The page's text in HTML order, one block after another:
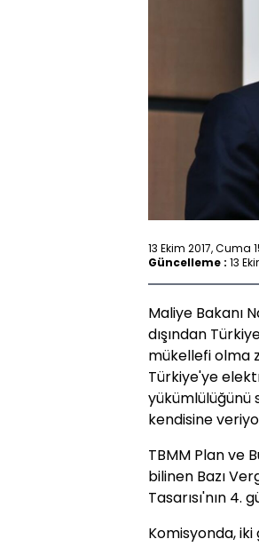
13 Ekim 2017, Cuma
Güncelleme : 13
Maliye Bakanı
dışından
mükellefi olma
Türkiye'ye
yükümlülüğünü
kendisine
TBMM Plan ve
bilinen Bazı
Tasarısı'nın 4.
Komisyonda,